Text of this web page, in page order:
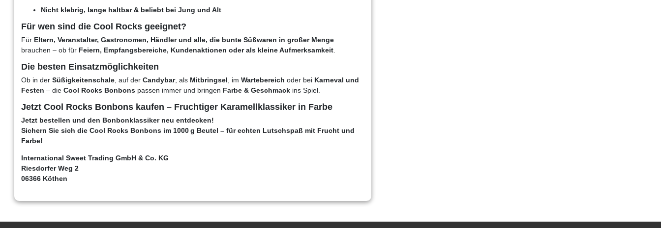
Nicht klebrig, lange haltbar & beliebt bei Jung und Alt
Für wen sind die Cool Rocks geeignet?
Für Eltern, Veranstalter, Gastronomen, Händler und alle, die bunte Süßwaren in großer Menge
brauchen – ob für Feiern, Empfangsbereiche, Kundenaktionen oder als kleine Aufmerksamkeit
Die besten Einsatzmöglichkeiten
Ob in der Süßigkeitenschale , auf der Candybar, als Mitbringsel , im Wartebereich oder bei Karneval und
Festen – die Cool Rocks Bonbons passen immer und bringen Farbe & Geschmack ins Spiel.
Jetzt Cool Rocks Bonbons kaufen – Fruchtiger Karamellklassiker in Farbe
Jetzt bestellen und den Bonbonklassiker neu entdecken!
Sichern Sie sich die Cool Rocks Bonbons im 1000 g Beutel – für echten Lutschspaß mit Frucht und
Farbe!
International Sweet Trading GmbH & Co. KG
Riesdorfer Weg 2
06366 Köthen